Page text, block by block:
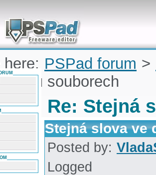
solve problems and quickly
for Microsoft
here: PSPad forum >
dvou souborech
Re: Stejná
Stejná slova ve
Posted by:
Logged